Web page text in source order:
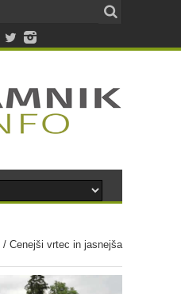
/ Cenejši vrtec in jasnejša